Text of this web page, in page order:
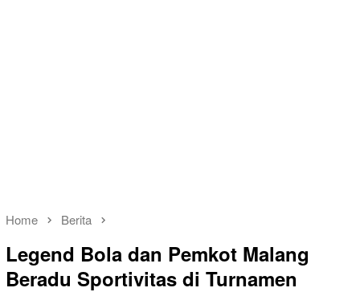
Home Berita
Legend Bola dan Pemkot Malang
Beradu Sportivitas di Turnamen